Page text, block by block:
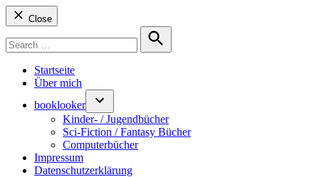
Close
for:
Search
Startseite
Über mich
booklooker
Kinder- / Jugendbücher
Sci-Fiction / Fantasy Bücher
Computerbücher
Impressum
Datenschutzerklärung